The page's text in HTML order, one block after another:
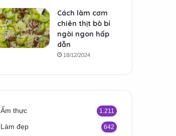
Cách làm cơm
chiên thịt bò bí
ngòi ngon hấp
dẫn
18/12/2024
Ẩm thực 1.211
Làm đẹp 642